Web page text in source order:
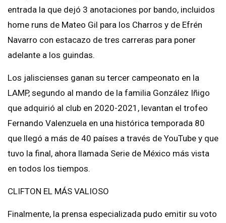
entrada la que dejó 3 anotaciones por bando, incluidos
home runs de Mateo Gil para los Charros y de Efrén
Navarro con estacazo de tres carreras para poner
adelante a los guindas.
Los jaliscienses ganan su tercer campeonato en la
LAMP, segundo al mando de la familia González Iñigo
que adquirió al club en 2020-2021, levantan el trofeo
Fernando Valenzuela en una histórica temporada 80
que llegó a más de 40 países a través de YouTube y que
tuvo la final, ahora llamada Serie de México más vista
en todos los tiempos.
CLIFTON EL MÁS VALIOSO
Finalmente, la prensa especializada pudo emitir su voto